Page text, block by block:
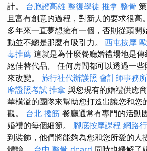
計。 台胞證高雄 整復學徒 推拿 整骨
且富有創意的過程，對新人的要求很高。
多年來一直夢想擁有一個，否則從頭開
動並不總是那麼有吸引力。 西屯按摩
毒推薦 這就是為什麼餐廳婚禮場地是
絕佳替代品。 任何房間都可以透過一
來改變。 旅行社代辦護照 會計師事務所
摩證照考試 推拿 與您現有的婚禮供應
華橫溢的團隊來幫助您打造出讓您和您
觀。 台北 撥筋 餐廳通常有專門的活動
婚禮的每個細節。 腳底按摩課程 網路
到裝飾，他們將能夠為您和您所愛的人
體驗。 台中 整骨 dcard 同時也緩解了